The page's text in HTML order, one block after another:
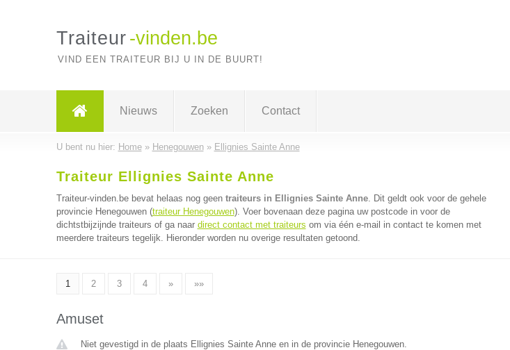
Traiteur -vinden.be
VIND EEN TRAITEUR BIJ U IN DE BUURT!
Nieuws Zoeken Contact
U bent nu hier: Home» Henegouwen» Ellignies Sainte Anne
Traiteur Ellignies Sainte Anne
Traiteur-vinden.be bevat helaas nog geen traiteurs in Ellignies Sainte Anne. Dit geldt ook voor de gehele
provincie Henegouwen (traiteur Henegouwen). Voer bovenaan deze pagina uw postcode in voor de
dichtstbijzijnde traiteurs of ga naar direct contact met traiteurs om via één e-mail in contact te komen met
meerdere traiteurs tegelijk. Hieronder worden nu overige resultaten getoond.
1 2 3 4 » »»
Amuset
Niet gevestigd in de plaats Ellignies Sainte Anne en in de provincie Henegouwen.